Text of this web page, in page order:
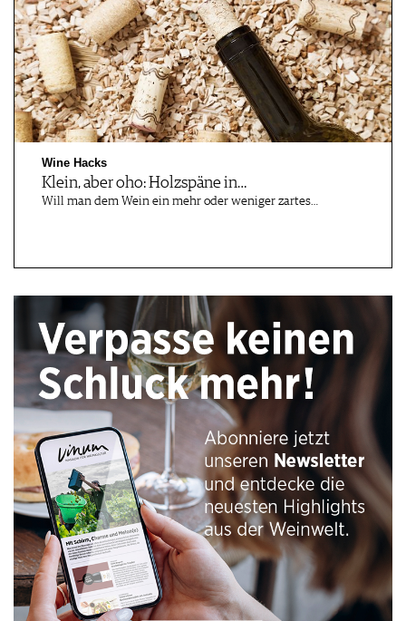
Wine Hacks
Klein, aber oho: Holzspäne in…
Will man dem Wein ein mehr oder weniger zartes…